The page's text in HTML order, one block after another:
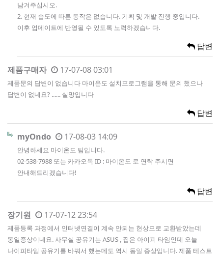
남겨주십시오.
2. 현재 습도에 따른 동작은 없습니다. 기획 및 개발 진행 중입니다.
이후 업데이트에 반영될 수 있도록 노력하겠습니다.
답변
제품구매자 17-07-08 03:01
제품문의 답변이 없습니다 마이온도 설치프로그램을 통해 문의 했으나
답변이 없네요? ...... 실망입니다
답변
myOndo 17-08-03 14:09
안녕하세요 마이온도 팀입니다.
02-538-7988 또는 카카오톡 ID : 마이온도 로 연락 주시면
안내해드리겠습니다!
답변
장기원 17-07-12 23:54
제품등록 과정에서 인터넷연결이 계속 안되는 현상으로 교환받았는데
동일증상이네요. 사무실 공유기는 ASUS , 집은 아이피 타임인데 오늘
나이피타임 공유기를 바꿔서 했는데도 역시 동일 증상입니다. 제품 테스트